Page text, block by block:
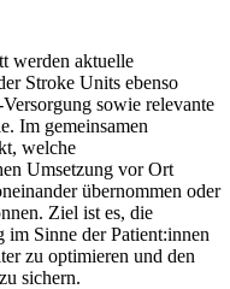
werden aktuelle
Stroke Units ebenso
sowie relevante
Im gemeinsamen
welche
Umsetzung vor Ort
übernommen oder
Ziel ist es, die
Sinne der Patient:innen
zu optimieren und den
sichern.